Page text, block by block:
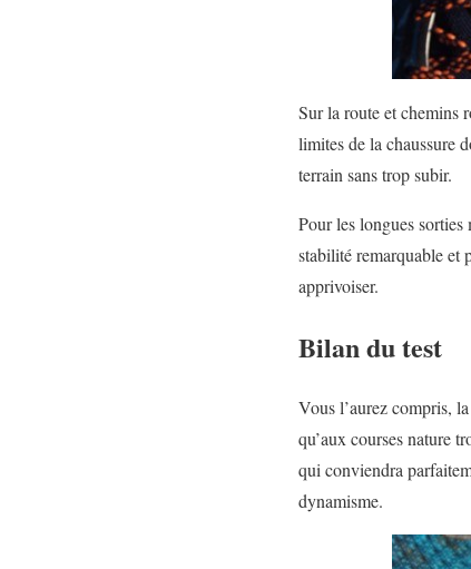
Sur la route et chemins
limites de la chaussure
terrain sans trop subir.
Pour les longues
stabilité remarquable et
apprivoiser.
Bilan du test
Vous l’aurez compris,
qu’aux courses nature
qui conviendra
dynamisme.